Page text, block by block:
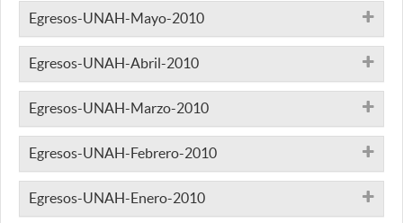
Egresos-UNAH-Mayo-2010
Egresos-UNAH-Abril-2010
Egresos-UNAH-Marzo-2010
Egresos-UNAH-Febrero-2010
Egresos-UNAH-Enero-2010